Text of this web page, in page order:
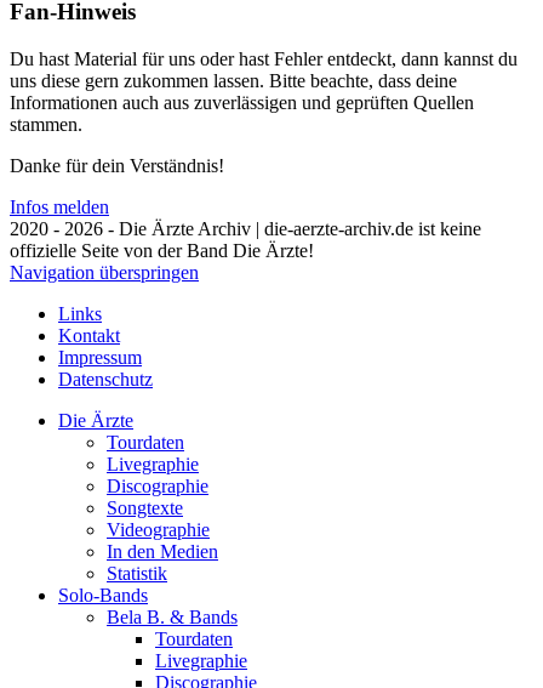
Fan-Hinweis
Du hast Material für uns oder hast Fehler entdeckt, dann kannst du
uns diese gern zukommen lassen. Bitte beachte, dass deine
Informationen auch aus zuverlässigen und geprüften Quellen
stammen.
Danke für dein Verständnis!
Infos melden
2020 - 2026 - Die Ärzte Archiv | die-aerzte-archiv.de ist keine
offizielle Seite von der Band Die Ärzte!
Navigation überspringen
Links
Kontakt
Impressum
Datenschutz
Die Ärzte
Tourdaten
Livegraphie
Discographie
Songtexte
Videographie
In den Medien
Statistik
Solo-Bands
Bela B. & Bands
Tourdaten
Livegraphie
Discographie